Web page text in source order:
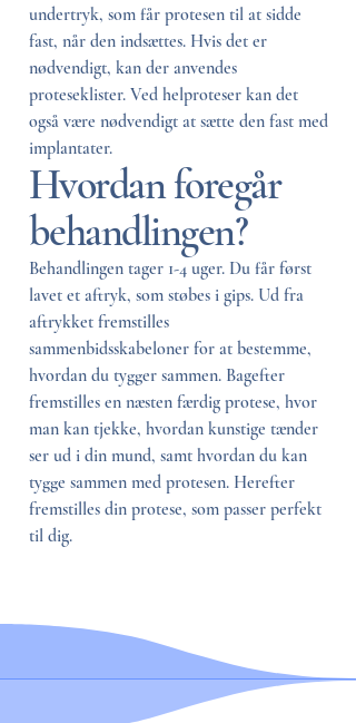
undertryk, som får protesen til at sidde
fast, når den indsættes. Hvis det er
nødvendigt, kan der anvendes
proteseklister. Ved helproteser kan det
også være nødvendigt at sætte den fast med
implantater.
Hvordan foregår
behandlingen?
Behandlingen tager 1-4 uger. Du får først
lavet et aftryk, som støbes i gips. Ud fra
aftrykket fremstilles
sammenbidsskabeloner for at bestemme,
hvordan du tygger sammen. Bagefter
fremstilles en næsten færdig protese, hvor
man kan tjekke, hvordan kunstige tænder
ser ud i din mund, samt hvordan du kan
tygge sammen med protesen. Herefter
fremstilles din protese, som passer perfekt
til dig.